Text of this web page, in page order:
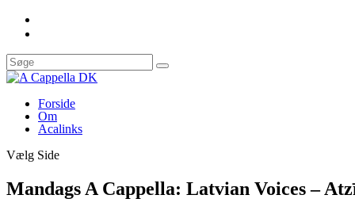
Forside
Om
Acalinks
Vælg Side
Mandags A Cappella: Latvian Voices –